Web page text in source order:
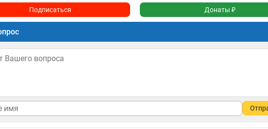
Подписаться Донаты ₽